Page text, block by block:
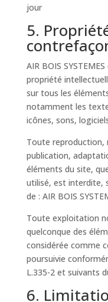
jour
5.
AIR BOIS
propriété
sur tous les
notamment les
icônes, sons,
Toute
publication,
éléments du site,
utilisé, est interdite,
de : AIR BOIS
Toute exploitation
quelconque des
considérée comme
poursuivie
L.335-2 et suivants
6.